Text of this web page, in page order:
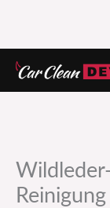
Zum
Inhalt